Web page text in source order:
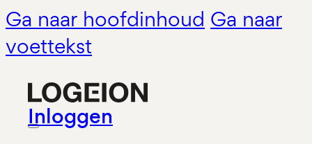
Ga naar hoofdinhoud Ga naar
voettekst
Inloggen